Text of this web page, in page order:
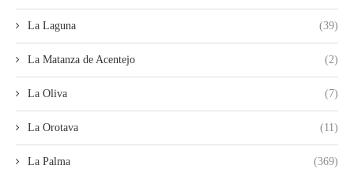
La Laguna (39)
La Matanza de Acentejo (2)
La Oliva (7)
La Orotava (11)
La Palma (369)